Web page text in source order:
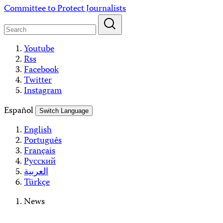
Skip
content
Committee to Protect Journalists
Youtube
Rss
Facebook
Twitter
Instagram
Español
Switch Language
English
Português
Français
Русский
العربية
Türkçe
News